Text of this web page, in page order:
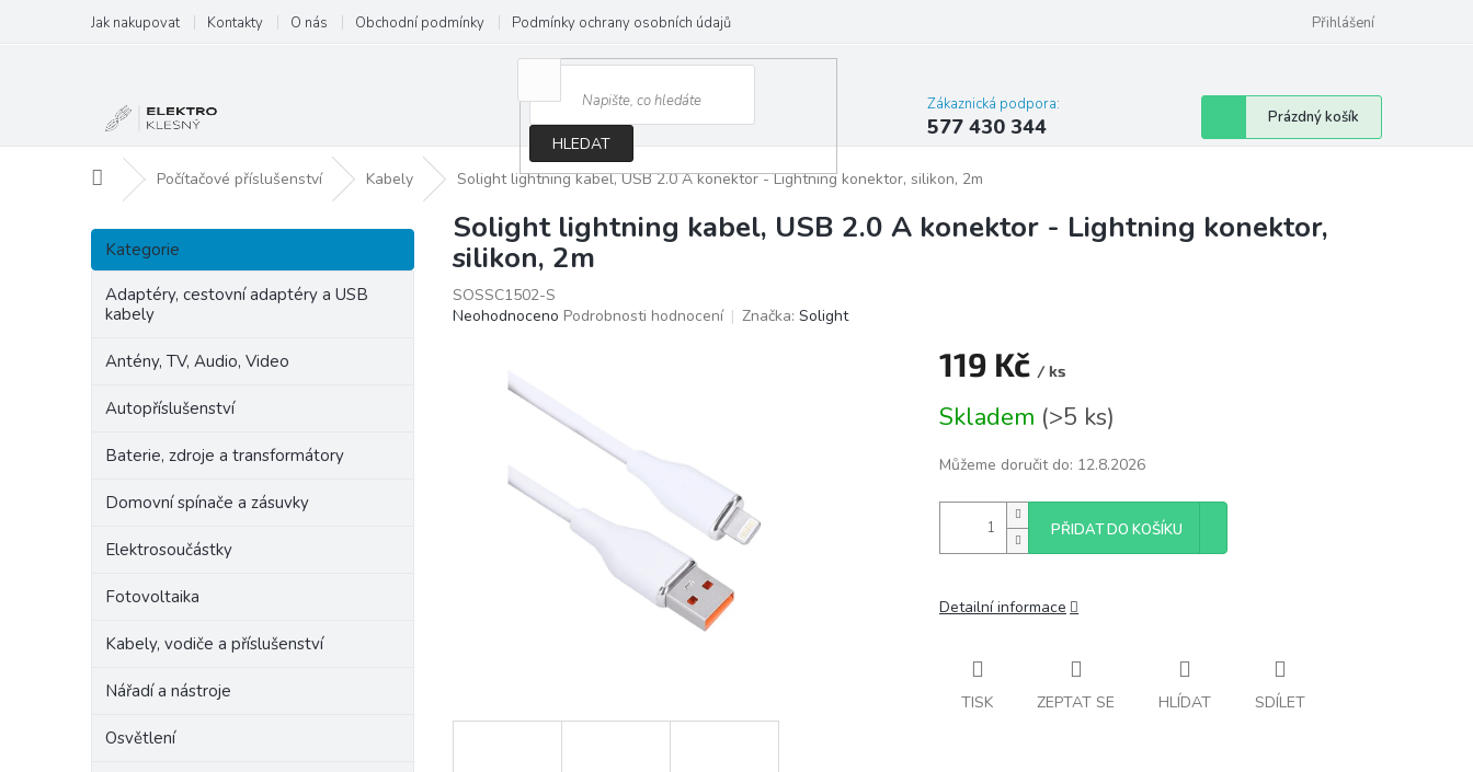
obsah
Jak nakupovat Kontakty O nás Obchodní podmínky Podmínky ochrany osobních údajů Přihlášení
HLEDAT
Zákaznická podpora:
577 430 344
Nákupní
košík
Prázdný košík
Domů Počítačové příslušenství Kabely Solight lightning kabel, USB 2.0 A konektor - Lightning konektor, silikon, 2m
P
s
Přeskočit
kategorie
Kategorie
Adaptéry, cestovní adaptéry a USB
kabely
Antény, TV, Audio, Video
Autopříslušenství
Baterie, zdroje a transformátory
Domovní spínače a zásuvky
Elektrosoučástky
Fotovoltaika
Kabely, vodiče a příslušenství
Nářadí a nástroje
Osvětlení
Solight lightning kabel, USB 2.0 A konektor - Lightning konektor,
silikon, 2m
SOSSC1502-S
Průměrné
Neohodnoceno Podrobnosti hodnocení Značka: Solight
119 Kč / ks
cena:
Skladem (>5 ks)
Můžeme doručit do: 12.8.2026
PŘIDAT DO KOŠÍKU
Detailní informace
TISK ZEPTAT SE HLÍDAT SDÍLET